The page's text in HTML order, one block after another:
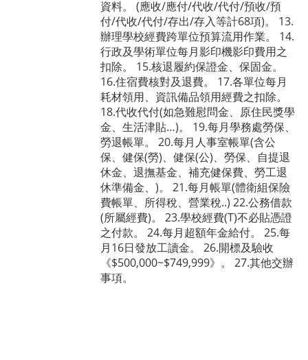
資料。 (應收/應付/代收/代付/預收/預
付/代收/代付/存出/存入等計68項)。 13.
辦理學校經費跨單位預算流用作業。 14.
行政及學術單位每月影印機影印費用之
扣除。 15.核退履約保證金、保固金。
16.住宿費核對及退費。 17.各單位每月
耗材領用、資訊備品領用經費之扣除。
18.代收代付(如急難慰問金、原住民獎學
金、生活津貼…)。 19.每月學務處勞保、
勞退帳單。 20.每月人事室帳單(含公
保、健保(勞)、健保(公)、勞保、自提退
休金、退撫基金、補充健保費、勞工退
休準備金、)。 21.每月帳單(體衛組保險
費帳單、所得稅、營業稅..) 22.公務借款
(所屬經費)。 23.學校經費(T)不必貼憑證
之付款。 24.每月超額年金給付。 25.每
月16日發放工讀金。 26.開標及驗收
《$500,000~$749,999》。 27.其他交辦
事項。